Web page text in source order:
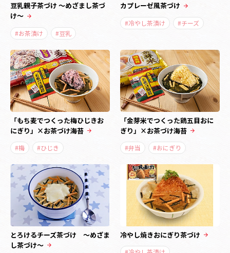
豆乳親子茶づけ ～めざまし茶づ
け～
#お茶漬け #豆乳
カプレーゼ風茶づけ
#冷やし茶漬け #チーズ
「もち麦でつくった梅ひじきお
にぎり」×お茶づけ海苔
#梅 #ひじき
「金芽米でつくった鶏五目おに
ぎり」×お茶づけ海苔
#弁当 #おにぎり
とろけるチーズ茶づけ ～めざま
し茶づけ～
冷やし焼きおにぎり茶づけ